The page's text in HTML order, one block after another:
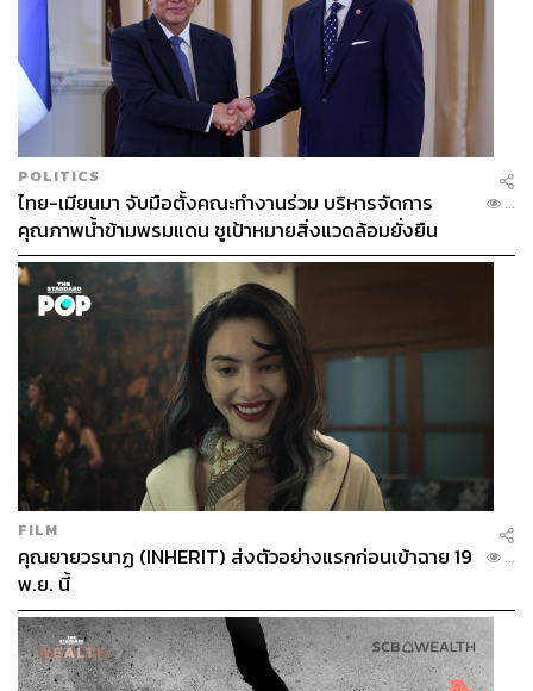
POLITICS
ไทย-เมียนมา จับมือตั้งคณะทำงานร่วม บริหารจัดการ
คุณภาพน้ำข้ามพรมแดน ชูเป้าหมายสิ่งแวดล้อมยั่งยืน
...
FILM
คุณยายวรนาฏ (INHERIT) ส่งตัวอย่างแรกก่อนเข้าฉาย 19
พ.ย. นี้
...